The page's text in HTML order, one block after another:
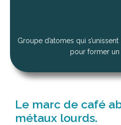
Groupe d’atomes qui
pour former un
Le marc de café
métaux lourds.